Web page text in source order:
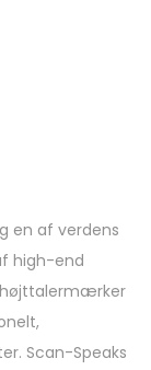
en af ​​verdens
high-end
højttalermærker
Scan-Speaks